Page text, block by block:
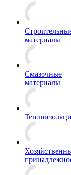
материалы
Смазочные
материалы